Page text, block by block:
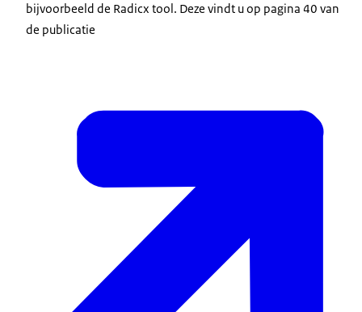
bijvoorbeeld de Radicx tool. Deze vindt u op pagina 40 van
de publicatie